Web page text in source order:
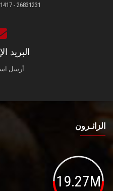
26831231 - 26831417 - 26831474
البريد
أرسل
الزائـرون
19.27M